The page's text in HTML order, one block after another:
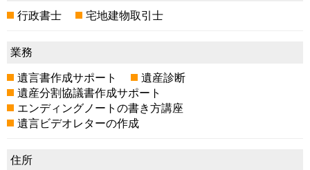
行政書士 宅地建物取引士
業務
遺言書作成サポート
遺産診断
遺産分割協議書作成サポート
エンディングノートの書き方講座
遺言ビデオレターの作成
住所